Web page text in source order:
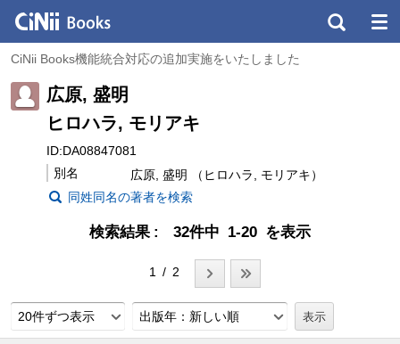
CiNii Books機能統合対応の追加実施をいたしました
広原, 盛明
ヒロハラ, モリアキ
ID:DA08847081
別名
広原, 盛明 （ヒロハラ, モリアキ）
同姓同名の著者を検索
検索結果 32件中 1-20 を表示
1 / 2
20件ずつ表示 出版年：新しい順